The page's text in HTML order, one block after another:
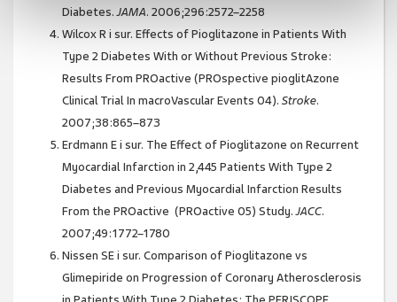
Diabetes.JAMA. 2006;296:2572–2258
Wilcox R i sur. Effects of Pioglitazone in Patients With
Type 2 Diabetes With or Without Previous Stroke:
Results From PROactive (PROspective pioglitAzone
Clinical Trial In macroVascular Events 04). Stroke.
2007;38:865–873
Erdmann E i sur. The Effect of Pioglitazone on Recurrent
Myocardial Infarction in 2,445 Patients With Type 2
Diabetes and Previous Myocardial Infarction Results
From the PROactive (PROactive 05) Study.JACC.
2007;49:1772–1780
Nissen SE i sur. Comparison of Pioglitazone vs
Glimepiride on Progression of Coronary Atherosclerosis